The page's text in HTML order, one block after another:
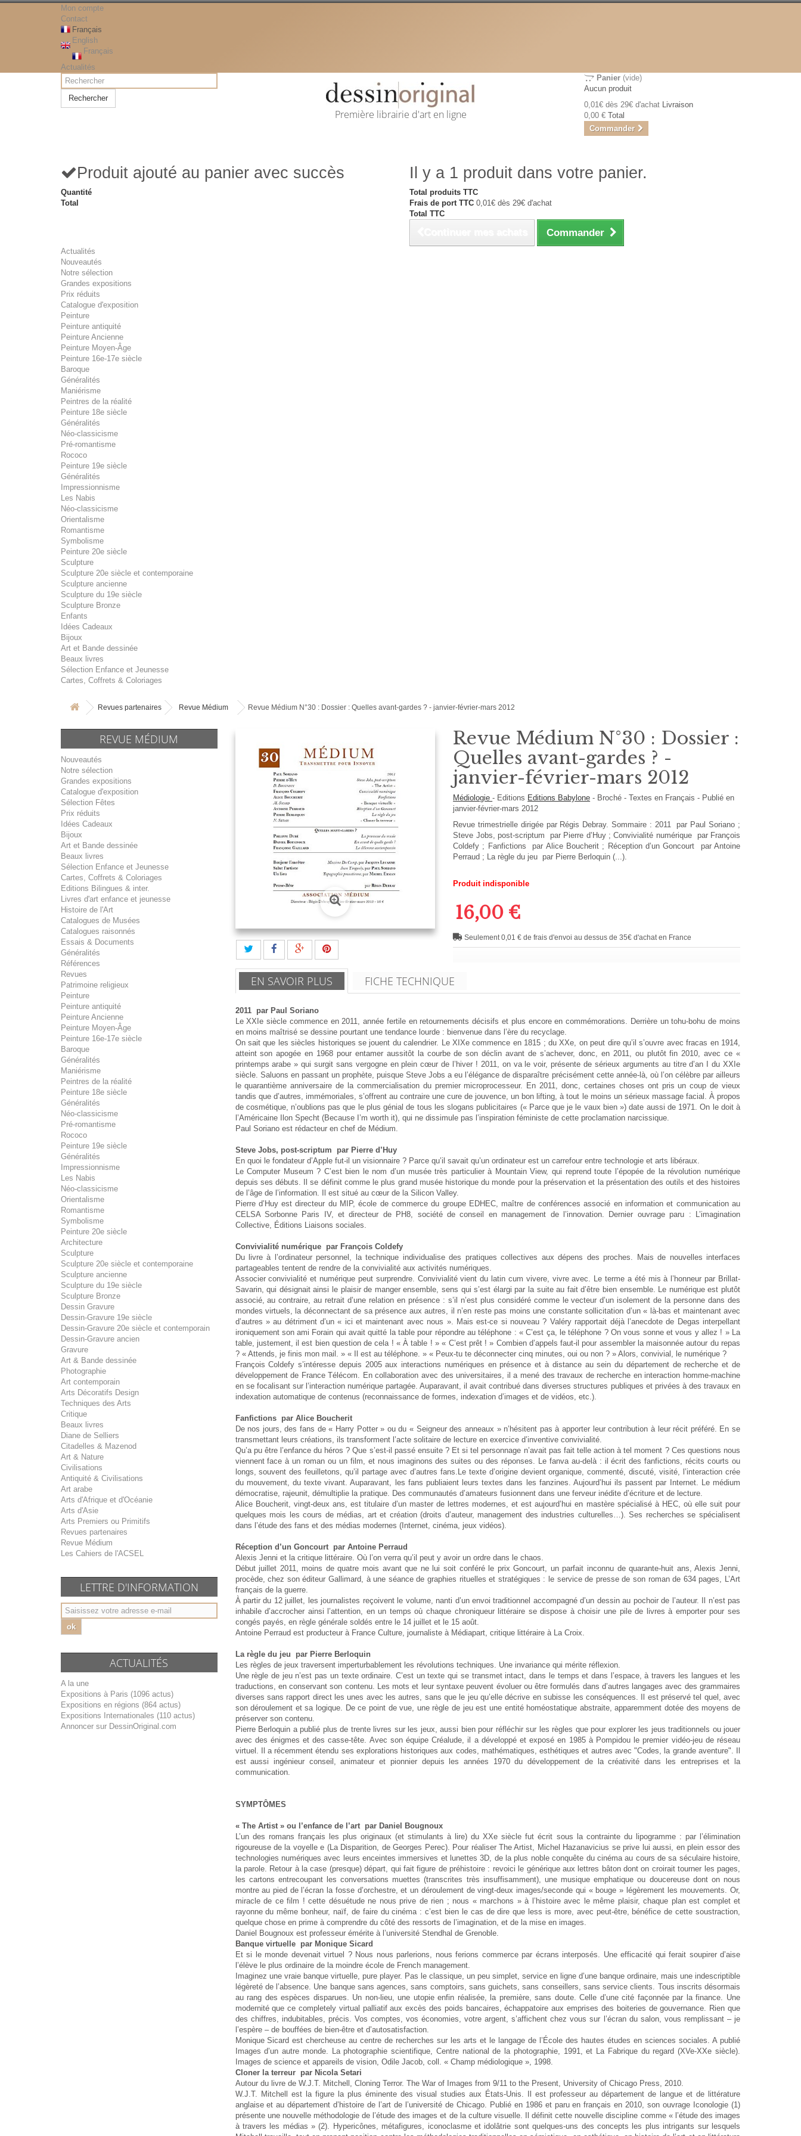
Mon compte
Contact
Français
English
Français
Actualités
Rechercher
Première librairie d'art en ligne
Panier (vide)
Aucun produit
0,01€ dès 29€ d'achat Livraison
0,00 € Total
Commander
Produit ajouté au panier avec succès
Quantité
Total
Il y a 1 produit dans votre panier.
Total produits TTC
Frais de port TTC 0,01€ dès 29€ d'achat
Total TTC
Commander
Actualités
Nouveautés
Notre sélection
Grandes expositions
Prix réduits
Catalogue d'exposition
Peinture
Peinture antiquité
Peinture Ancienne
Peinture Moyen-Âge
Peinture 16e-17e siècle
Baroque
Généralités
Maniérisme
Peintres de la réalité
Peinture 18e siècle
Généralités
Néo-classicisme
Pré-romantisme
Rococo
Peinture 19e siècle
Généralités
Impressionnisme
Les Nabis
Néo-classicisme
Orientalisme
Romantisme
Symbolisme
Peinture 20e siècle
Sculpture
Sculpture 20e siècle et contemporaine
Sculpture ancienne
Sculpture du 19e siècle
Sculpture Bronze
Enfants
Idées Cadeaux
Bijoux
Art et Bande dessinée
Beaux livres
Sélection Enfance et Jeunesse
Cartes, Coffrets & Coloriages
Revues partenaires Revue Médium Revue Médium N°30 : Dossier : Quelles avant-gardes ? - janvier-février-mars 2012
REVUE MÉDIUM
Nouveautés
Notre sélection
Grandes expositions
Catalogue d'exposition
Sélection Fêtes
Prix réduits
Idées Cadeaux
Bijoux
Art et Bande dessinée
Beaux livres
Sélection Enfance et Jeunesse
Cartes, Coffrets & Coloriages
Editions Bilingues & inter.
Livres d'art enfance et jeunesse
Histoire de l'Art
Catalogues de Musées
Catalogues raisonnés
Essais & Documents
Généralités
Références
Revues
Patrimoine religieux
Peinture
Peinture antiquité
Peinture Ancienne
Peinture Moyen-Âge
Peinture 16e-17e siècle
Baroque
Généralités
Maniérisme
Peintres de la réalité
Peinture 18e siècle
Généralités
Néo-classicisme
Pré-romantisme
Rococo
Peinture 19e siècle
Généralités
Impressionnisme
Les Nabis
Néo-classicisme
Orientalisme
Romantisme
Symbolisme
Peinture 20e siècle
Architecture
Sculpture
Sculpture 20e siècle et contemporaine
Sculpture ancienne
Sculpture du 19e siècle
Sculpture Bronze
Dessin Gravure
Dessin-Gravure 19e siècle
Dessin-Gravure 20e siècle et contemporain
Dessin-Gravure ancien
Gravure
Art & Bande dessinée
Photographie
Art contemporain
Arts Décoratifs Design
Techniques des Arts
Critique
Beaux livres
Diane de Selliers
Citadelles & Mazenod
Art & Nature
Civilisations
Antiquité & Civilisations
Art arabe
Arts d'Afrique et d'Océanie
Arts d'Asie
Arts Premiers ou Primitifs
Revues partenaires
Revue Médium
Les Cahiers de l'ACSEL
LETTRE D'INFORMATION
ok
ACTUALITÉS
A la une
Expositions à Paris (1096 actus)
Expositions en régions (864 actus)
Expositions Internationales (110 actus)
Annoncer sur DessinOriginal.com
Revue Médium N°30 : Dossier :
Quelles avant-gardes ? -
janvier-février-mars 2012
Médiologie- Editions Editions Babylone - Broché-Textes en Français- Publié en
janvier-février-mars 2012
Revue trimestrielle dirigée par Régis Debray. Sommaire : 2011 par Paul Soriano ;
Steve Jobs, post-scriptum par Pierre d’Huy ; Convivialité numérique par François
Coldefy ; Fanfictions par Alice Boucherit ; Réception d’un Goncourt par Antoine
Perraud ; La règle du jeu par Pierre Berloquin (...).
Produit indisponible
16,00 €
Seulement 0,01 € de frais d'envoi au dessus de 35€ d'achat en France
EN SAVOIR PLUS FICHE TECHNIQUE
2011 par Paul Soriano
Le XXIe siècle commence en 2011, année fertile en retournements décisifs et plus encore en commémorations. Derrière un tohu-bohu de moins
en moins maîtrisé se dessine pourtant une tendance lourde : bienvenue dans l’ère du recyclage.
On sait que les siècles historiques se jouent du calendrier. Le XIXe commence en 1815 ; du XXe, on peut dire qu’il s’ouvre avec fracas en 1914,
atteint son apogée en 1968 pour entamer aussitôt la courbe de son déclin avant de s’achever, donc, en 2011, ou plutôt fin 2010, avec ce «
printemps arabe » qui surgit sans vergogne en plein cœur de l’hiver ! 2011, on va le voir, présente de sérieux arguments au titre d’an I du XXIe
siècle. Saluons en passant un prophète, puisque Steve Jobs a eu l’élégance de disparaître précisément cette année-là, où l’on célèbre par ailleurs
le quarantième anniversaire de la commercialisation du premier microprocesseur. En 2011, donc, certaines choses ont pris un coup de vieux
tandis que d’autres, immémoriales, s’offrent au contraire une cure de jouvence, un bon lifting, à tout le moins un sérieux massage facial. À propos
de cosmétique, n’oublions pas que le plus génial de tous les slogans publicitaires (« Parce que je le vaux bien ») date aussi de 1971. On le doit à
l’Américaine Ilon Specht (Because I’m worth it), qui ne dissimule pas l’inspiration féministe de cette proclamation narcissique.
Paul Soriano est rédacteur en chef de Médium.
Steve Jobs, post-scriptum par Pierre d’Huy
En quoi le fondateur d’Apple fut-il un visionnaire ? Parce qu’il savait qu’un ordinateur est un carrefour entre technologie et arts libéraux.
Le Computer Museum ? C’est bien le nom d’un musée très particulier à Mountain View, qui reprend toute l’épopée de la révolution numérique
depuis ses débuts. Il se définit comme le plus grand musée historique du monde pour la préservation et la présentation des outils et des histoires
de l’âge de l’information. Il est situé au cœur de la Silicon Valley.
Pierre d’Huy est directeur du MIP, école de commerce du groupe EDHEC, maître de conférences associé en information et communication au
CELSA Sorbonne Paris IV, et directeur de PH8, société de conseil en management de l’innovation. Dernier ouvrage paru : L’imagination
Collective, Éditions Liaisons sociales.
Convivialité numérique par François Coldefy
Du livre à l’ordinateur personnel, la technique individualise des pratiques collectives aux dépens des proches. Mais de nouvelles interfaces
partageables tentent de rendre de la convivialité aux activités numériques.
Associer convivialité et numérique peut surprendre. Convivialité vient du latin cum vivere, vivre avec. Le terme a été mis à l’honneur par Brillat-
Savarin, qui désignait ainsi le plaisir de manger ensemble, sens qui s’est élargi par la suite au fait d’être bien ensemble. Le numérique est plutôt
associé, au contraire, au retrait d’une relation en présence : s’il n’est plus considéré comme le vecteur d’un isolement de la personne dans des
mondes virtuels, la déconnectant de sa présence aux autres, il n’en reste pas moins une constante sollicitation d’un « là-bas et maintenant avec
d’autres » au détriment d’un « ici et maintenant avec nous ». Mais est-ce si nouveau ? Valéry rapportait déjà l’anecdote de Degas interpellant
ironiquement son ami Forain qui avait quitté la table pour répondre au téléphone : « C’est ça, le téléphone ? On vous sonne et vous y allez ! » La
table, justement, il est bien question de cela ! « À table ! » « C’est prêt ! » Combien d’appels faut-il pour assembler la maisonnée autour du repas
? « Attends, je finis mon mail. » « Il est au téléphone. » « Peux-tu te déconnecter cinq minutes, oui ou non ? » Alors, convivial, le numérique ?
François Coldefy s’intéresse depuis 2005 aux interactions numériques en présence et à distance au sein du département de recherche et de
développement de France Télécom. En collaboration avec des universitaires, il a mené des travaux de recherche en interaction homme-machine
en se focalisant sur l’interaction numérique partagée. Auparavant, il avait contribué dans diverses structures publiques et privées à des travaux en
indexation automatique de contenus (reconnaissance de formes, indexation d’images et de vidéos, etc.).
Fanfictions par Alice Boucherit
De nos jours, des fans de « Harry Potter » ou du « Seigneur des anneaux » n’hésitent pas à apporter leur contribution à leur récit préféré. En se
transmettant leurs créations, ils transforment l’acte solitaire de lecture en exercice d’inventive convivialité.
Qu’a pu être l’enfance du héros ? Que s’est-il passé ensuite ? Et si tel personnage n’avait pas fait telle action à tel moment ? Ces questions nous
viennent face à un roman ou un film, et nous imaginons des suites ou des réponses. Le fanva au-delà : il écrit des fanfictions, récits courts ou
longs, souvent des feuilletons, qu’il partage avec d’autres fans.Le texte d’origine devient organique, commenté, discuté, visité, l’interaction crée
du mouvement, du texte vivant. Auparavant, les fans publiaient leurs textes dans les fanzines. Aujourd’hui ils passent par Internet. Le médium
démocratise, rajeunit, démultiplie la pratique. Des communautés d’amateurs fusionnent dans une ferveur inédite d’écriture et de lecture.
Alice Boucherit, vingt-deux ans, est titulaire d’un master de lettres modernes, et est aujourd’hui en mastère spécialisé à HEC, où elle suit pour
quelques mois les cours de médias, art et création (droits d’auteur, management des industries culturelles…). Ses recherches se spécialisent
dans l’étude des fans et des médias modernes (Internet, cinéma, jeux vidéos).
Réception d’un Goncourt par Antoine Perraud
Alexis Jenni et la critique littéraire. Où l’on verra qu’il peut y avoir un ordre dans le chaos.
Début juillet 2011, moins de quatre mois avant que ne lui soit conféré le prix Goncourt, un parfait inconnu de quarante-huit ans, Alexis Jenni,
procède, chez son éditeur Gallimard, à une séance de graphies rituelles et stratégiques : le service de presse de son roman de 634 pages, L’Art
français de la guerre.
À partir du 12 juillet, les journalistes reçoivent le volume, nanti d’un envoi traditionnel accompagné d’un dessin au pochoir de l’auteur. Il n’est pas
inhabile d’accrocher ainsi l’attention, en un temps où chaque chroniqueur littéraire se dispose à choisir une pile de livres à emporter pour ses
congés payés, en règle générale soldés entre le 14 juillet et le 15 août.
Antoine Perraud est producteur à France Culture, journaliste à Médiapart, critique littéraire à La Croix.
La règle du jeu par Pierre Berloquin
Les règles de jeux traversent imperturbablement les révolutions techniques. Une invariance qui mérite réflexion.
Une règle de jeu n’est pas un texte ordinaire. C’est un texte qui se transmet intact, dans le temps et dans l’espace, à travers les langues et les
traductions, en conservant son contenu. Les mots et leur syntaxe peuvent évoluer ou être formulés dans d’autres langages avec des grammaires
diverses sans rapport direct les unes avec les autres, sans que le jeu qu’elle décrive en subisse les conséquences. Il est préservé tel quel, avec
son déroulement et sa logique. De ce point de vue, une règle de jeu est une entité homéostatique abstraite, apparemment dotée des moyens de
préserver son contenu.
Pierre Berloquin a publié plus de trente livres sur les jeux, aussi bien pour réfléchir sur les règles que pour explorer les jeus traditionnels ou jouer
avec des énigmes et des casse-tête. Avec son équipe Créalude, il a développé et exposé en 1985 à Pompidou le premier vidéo-jeu de réseau
virtuel. Il a récemment étendu ses explorations historiques aux codes, mathématiques, esthétiques et autres avec "Codes, la grande aventure". Il
est aussi ingénieur conseil, animateur et pionnier depuis les années 1970 du développement de la créativité dans les entreprises et la
communication.
SYMPTÔMES
« The Artist » ou l’enfance de l’art par Daniel Bougnoux
L’un des romans français les plus originaux (et stimulants à lire) du XXe siècle fut écrit sous la contrainte du lipogramme : par l’élimination
rigoureuse de la voyelle e (La Disparition, de Georges Perec). Pour réaliser The Artist, Michel Hazanavicius se prive lui aussi, en plein essor des
technologies numériques avec leurs enceintes immersives et lunettes 3D, de la plus noble conquête du cinéma au cours de sa séculaire histoire,
la parole. Retour à la case (presque) départ, qui fait figure de préhistoire : revoici le générique aux lettres bâton dont on croirait tourner les pages,
les cartons entrecoupant les conversations muettes (transcrites très insuffisamment), une musique emphatique ou doucereuse dont on nous
montre au pied de l’écran la fosse d’orchestre, et un déroulement de vingt-deux images/seconde qui « bouge » légèrement les mouvements. Or,
miracle de ce film ! cette désuétude ne nous prive de rien ; nous « marchons » à l’histoire avec le même plaisir, chaque plan est complet et
rayonne du même bonheur, naïf, de faire du cinéma : c’est bien le cas de dire que less is more, avec peut-être, bénéfice de cette soustraction,
quelque chose en prime à comprendre du côté des ressorts de l’imagination, et de la mise en images.
Daniel Bougnoux est professeur émérite à l’université Stendhal de Grenoble.
Banque virtuelle par Monique Sicard
Et si le monde devenait virtuel ? Nous nous parlerions, nous ferions commerce par écrans interposés. Une efficacité qui ferait soupirer d’aise
l’élève le plus ordinaire de la moindre école de French management.
Imaginez une vraie banque virtuelle, pure player. Pas le classique, un peu simplet, service en ligne d’une banque ordinaire, mais une indescriptible
légèreté de l’absence. Une banque sans agences, sans comptoirs, sans guichets, sans conseillers, sans service clients. Tous inscrits désormais
au rang des espèces disparues. Un non-lieu, une utopie enfin réalisée, la première, sans doute. Celle d’une cité façonnée par la finance. Une
modernité que ce completely virtual palliatif aux excès des poids bancaires, échappatoire aux emprises des boiteries de gouvernance. Rien que
des chiffres, indubitables, précis. Vos comptes, vos économies, votre argent, s’affichent chez vous sur l’écran du salon, vous remplissant – je
l’espère – de bouffées de bien-être et d’autosatisfaction.
Monique Sicard est chercheuse au centre de recherches sur les arts et le langage de l’École des hautes études en sciences sociales. A publié
Images d’un autre monde. La photographie scientifique, Centre national de la photographie, 1991, et La Fabrique du regard (XVe-XXe siècle).
Images de science et appareils de vision, Odile Jacob, coll. « Champ médiologique », 1998.
Cloner la terreur par Nicola Setari
Autour du livre de W.J.T. Mitchell, Cloning Terror. The War of Images from 9/11 to the Present, University of Chicago Press, 2010.
W.J.T. Mitchell est la figure la plus éminente des visual studies aux États-Unis. Il est professeur au département de langue et de littérature
anglaise et au département d’histoire de l’art de l’université de Chicago. Publié en 1986 et paru en français en 2010, son ouvrage Iconologie (1)
présente une nouvelle méthodologie de l’étude des images et de la culture visuelle. Il définit cette nouvelle discipline comme « l’étude des images
à travers les médias » (2). Hypericônes, métafigures, iconoclasme et idolâtrie sont quelques-uns des concepts les plus intrigants sur lesquels